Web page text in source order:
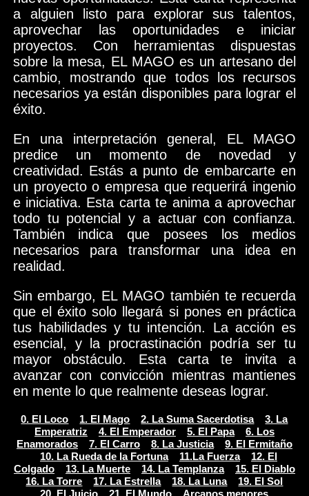
a alguien listo para explorar sus talentos,
aprovechar las oportunidades e iniciar
proyectos. Con herramientas dispuestas
sobre la mesa, EL MAGO es un artesano del
cambio, mostrando que todos los recursos
necesarios ya están disponibles para lograr el
éxito.
En una interpretación general, EL MAGO
predice un momento de novedad y
creatividad. Estás a punto de embarcarte en
un proyecto o empresa que requerirá ingenio
e iniciativa. Esta carta te anima a aprovechar
todo tu potencial y a actuar con confianza.
También indica que posees los medios
necesarios para transformar una idea en
realidad.
Sin embargo, EL MAGO también te recuerda
que el éxito solo llegará si pones en práctica
tus habilidades y tu intención. La acción es
esencial, y la procrastinación podría ser tu
mayor obstáculo. Esta carta te invita a
avanzar con convicción mientras mantienes
en mente lo que realmente deseas lograr.
0. El Loco 1. El Mago 2. La Suma Sacerdotisa
3. La
Emperatriz
4. El Emperador 5. El Papa
6. Los
Enamorados
7. El Carro 8. La Justicia
9. El Ermitaño
10. La Rueda de la Fortuna
11.La Fuerza
12. El
Colgado
13. La Muerte 14. La Templanza
15. El Diablo
16. La Torre
17. La Estrella 18. La Luna
19. El Sol
20. El Juicio
21. El Mundo Arcanos menores